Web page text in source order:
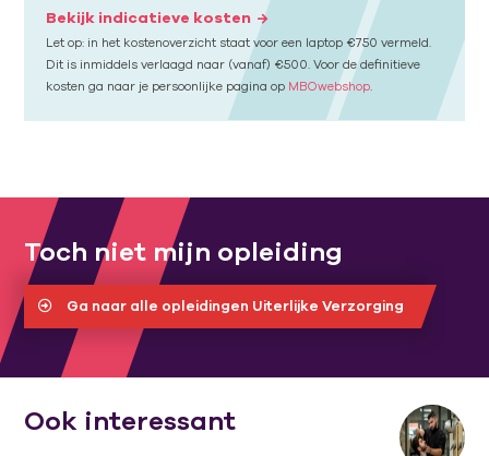
Bekijk indicatieve kosten
Let op: in het kostenoverzicht staat voor een laptop €750 vermeld.
Dit is inmiddels verlaagd naar (vanaf) €500. Voor de definitieve
kosten ga naar je persoonlijke pagina op MBOwebshop
Toch niet mijn opleiding
Ga naar alle opleidingen Uiterlijke Verzorging
Ook interessant